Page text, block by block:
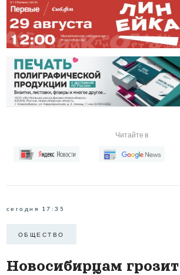
Читайте в
сегодня 17:35
ОБЩЕСТВО
Новосибирцам